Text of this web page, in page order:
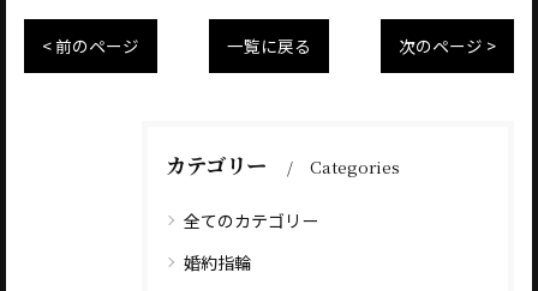
< 前のページ 一覧に戻る 次のページ >
カテゴリー Categories
全てのカテゴリー
婚約指輪